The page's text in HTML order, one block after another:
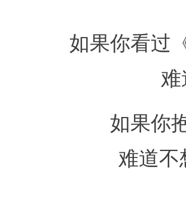
如果你看过
如果你
难道不